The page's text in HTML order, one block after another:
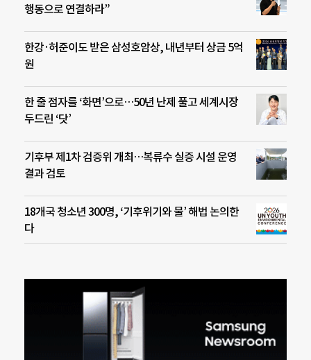
행동으로 연결하라”
한강·허준이도 받은 삼성호암상, 내년부터 상금 5억
원
한 줄 점자를 ‘화면’으로…50년 난제 풀고 세계시장
두드린 ‘닷’
기후부 제1차 검증위 개최…복류수 실증 시설 운영
결과 검토
18개국 청소년 300명, ‘기후위기와 물’ 해법 논의한
다